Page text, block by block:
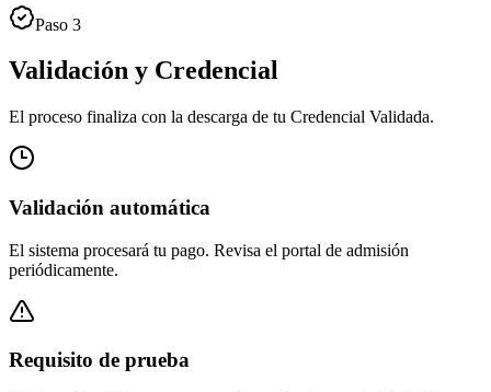
Paso 3
Validación y Credencial
El proceso finaliza con la descarga de tu Credencial Validada.
Validación automática
El sistema procesará tu pago. Revisa el portal de admisión
periódicamente.
Requisito de prueba